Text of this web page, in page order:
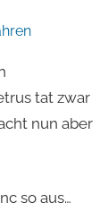
tat zwar
nun aber
so aus…